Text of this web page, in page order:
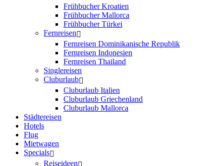
Frühbucher Kroatien
Frühbucher Mallorca
Frühbucher Türkei
Fernreisen
Fernreisen Dominikanische Republik
Fernreisen Indonesien
Fernreisen Thailand
Singlereisen
Cluburlaub
Cluburlaub Italien
Cluburlaub Griechenland
Cluburlaub Mallorca
Städtereisen
Hotels
Flug
Mietwagen
Specials
Reiseideen